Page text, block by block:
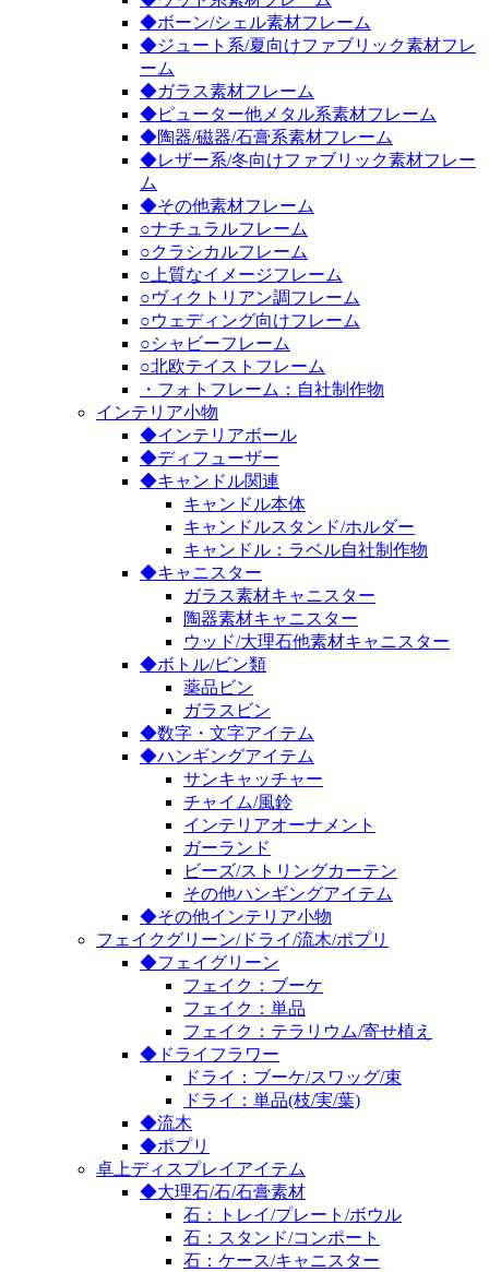
◆ボーン/シェル素材フレーム
◆ジュート系/夏向けファブリック素材フレ
ーム
◆ガラス素材フレーム
◆ピューター他メタル系素材フレーム
◆陶器/磁器/石膏系素材フレーム
◆レザー系/冬向けファブリック素材フレー
ム
◆その他素材フレーム
○ナチュラルフレーム
○クラシカルフレーム
○上質なイメージフレーム
○ヴィクトリアン調フレーム
○ウェディング向けフレーム
○シャビーフレーム
○北欧テイストフレーム
・フォトフレーム：自社制作物
インテリア小物
◆インテリアボール
◆ディフューザー
◆キャンドル関連
キャンドル本体
キャンドルスタンド/ホルダー
キャンドル：ラベル自社制作物
◆キャニスター
ガラス素材キャニスター
陶器素材キャニスター
ウッド/大理石他素材キャニスター
◆ボトル/ビン類
薬品ビン
ガラスビン
◆数字・文字アイテム
◆ハンギングアイテム
サンキャッチャー
チャイム/風鈴
インテリアオーナメント
ガーランド
ビーズ/ストリングカーテン
その他ハンギングアイテム
◆その他インテリア小物
フェイクグリーン/ドライ/流木/ポプリ
◆フェイグリーン
フェイク：ブーケ
フェイク：単品
フェイク：テラリウム/寄せ植え
◆ドライフラワー
ドライ：ブーケ/スワッグ/束
ドライ：単品(枝/実/葉)
◆流木
◆ポプリ
卓上ディスプレイアイテム
◆大理石/石/石膏素材
石：トレイ/プレート/ボウル
石：スタンド/コンポート
石：ケース/キャニスター